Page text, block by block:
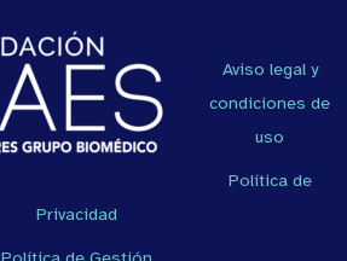
Aviso legal y
condiciones de
uso
Política de
Privacidad